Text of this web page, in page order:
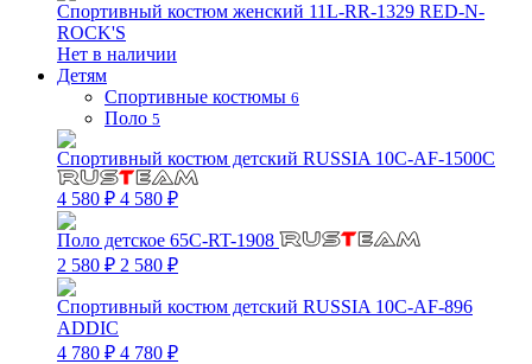
Спортивный костюм женский 11L-RR-1329 RED-N-
ROCK'S
Нет в наличии
Детям
Спортивные костюмы 6
Поло 5
Спортивный костюм детский RUSSIA 10C-AF-1500C
4 580 ₽ 4 580 ₽
Поло детское 65C-RT-1908
2 580 ₽ 2 580 ₽
Спортивный костюм детский RUSSIA 10C-AF-896
ADDIC
4 780 ₽ 4 780 ₽